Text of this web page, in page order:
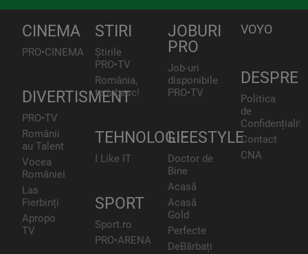
CINEMA
PRO•CINEMA
DIVERTISMENT
PRO•TV
Românii
au Talent
Vocea
României
Las
Fierbinți
Apropo
TV
STIRI
Știrile
PRO•TV
România,
te iubesc!
TEHNOLOGIE
I Like IT
SPORT
Sport.ro
PRO•ARENA
JOBURI
PRO
Job-uri
disponibile
PRO•TV
LIFESTYLE
Doctor de
Bine
Acasă
Acasă
Gold
Perfecte
DeBărbați
VOYO
DESPRE
Politica
de
Contact
CNA